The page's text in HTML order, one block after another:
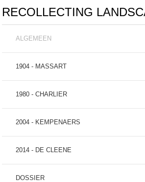
RECOLLECTING
ALGEMEEN
1904 - MASSART
1980 - CHARLIER
2004 - KEMPENAERS
2014 - DE CLEENE
DOSSIER